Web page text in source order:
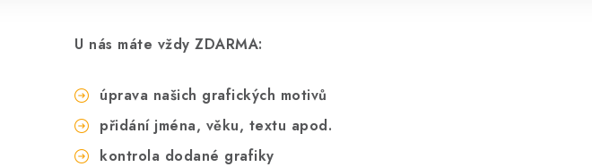
U nás máte vždy ZDARMA:
úprava našich grafických motivů
přidání jména, věku, textu apod.
kontrola dodané grafiky